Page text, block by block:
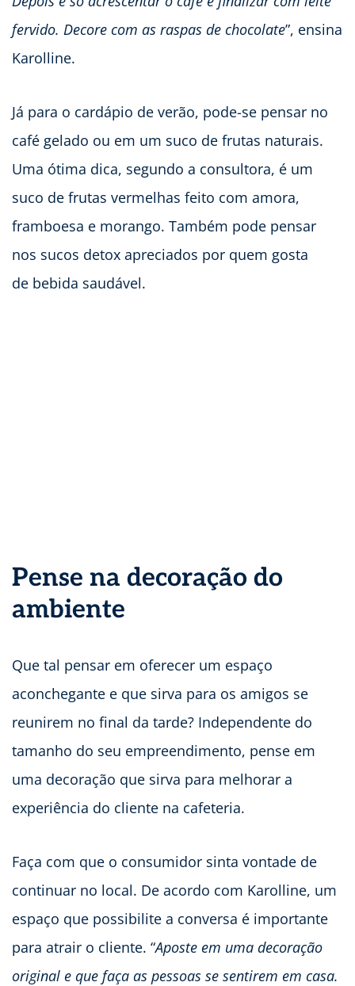
fervido. Decore com as raspas de chocolate”, ensina
Karolline.
Já para o cardápio de verão, pode-se pensar no
café gelado ou em um suco de frutas naturais.
Uma ótima dica, segundo a consultora, é um
suco de frutas vermelhas feito com amora,
framboesa e morango. Também pode pensar
nos sucos detox apreciados por quem gosta
de bebida saudável.
Pense na decoração do
ambiente
Que tal pensar em oferecer um espaço
aconchegante e que sirva para os amigos se
reunirem no final da tarde? Independente do
tamanho do seu empreendimento, pense em
uma decoração que sirva para melhorar a
experiência do cliente na cafeteria.
Faça com que o consumidor sinta vontade de
continuar no local. De acordo com Karolline, um
espaço que possibilite a conversa é importante
para atrair o cliente. “Aposte em uma decoração
original e que faça as pessoas se sentirem em casa.